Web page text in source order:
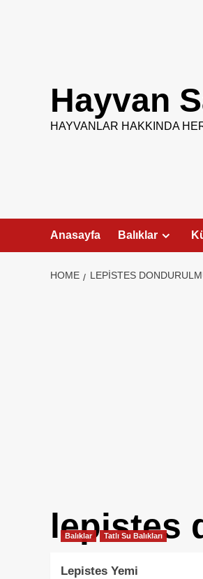
Hayvan
HAYVANLAR HAKKINDA
Anasayfa Balıklar
HOME LEPISTES
lepistes
Balıklar Tatlı Su Balıkları
Lepistes Yemi